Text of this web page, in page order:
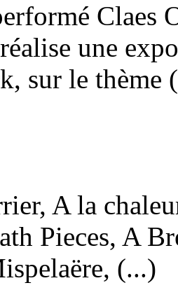
Claes
une
sur le thème
A la
Pieces, A
(...)